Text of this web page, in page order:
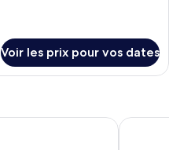
Voir les prix pour vos dates
Citybox